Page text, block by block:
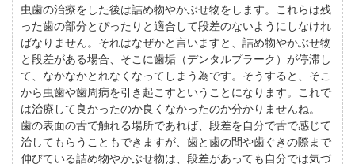
虫歯の治療をした後は詰め物やかぶせ物をします。これらは残
った歯の部分とぴったりと適合して段差のないようにしなけれ
ばなりません。それはなぜかと言いますと、詰め物やかぶせ物
と段差がある場合、そこに歯垢（デンタルプラーク）が停滞し
て、なかなかとれなくなってしまう為です。そうすると、そこ
から虫歯や歯周病を引き起こすということになります。これで
は治療して良かったのか良くなかったのか分かりませんね。
歯の表面の舌で触れる場所であれば、段差を自分で舌で感じて
治してもらうこともできますが、歯と歯の間や歯ぐきの際まで
伸びている詰め物やかぶせ物は、段差があっても自分では気づ